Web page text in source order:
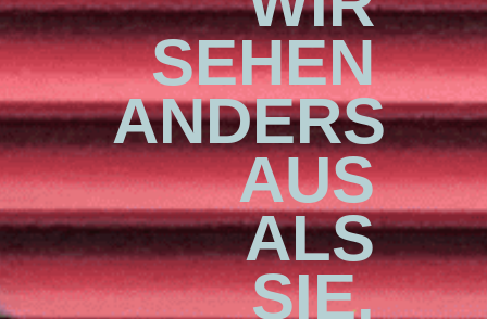
SEHEN
ANDERS
AUS
ALS
SIE.